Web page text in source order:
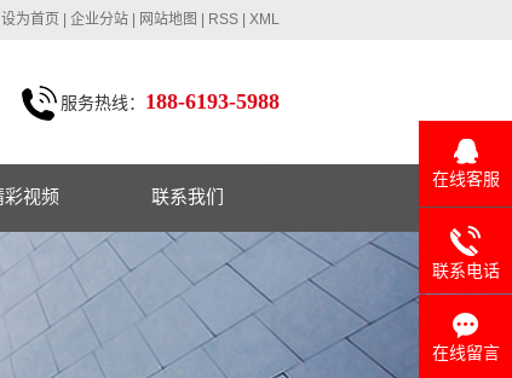
设为首页 企业分站 网站地图 RSS XML
服务热线： 188-6193-5988
彩视频 联系我们
在线客服
联系电话
在线留言